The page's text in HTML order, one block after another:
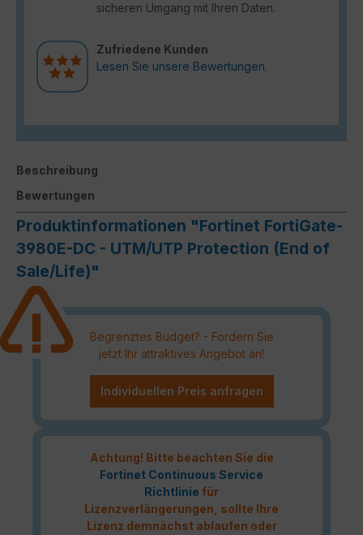
sicheren Umgang mit Ihren Daten.
Zufriedene Kunden
Lesen Sie unsere Bewertungen.
Beschreibung
Bewertungen
Produktinformationen "Fortinet FortiGate-
3980E-DC - UTM/UTP Protection (End of
Sale/Life)"
Begrenztes Budget? - Fordern Sie
jetzt Ihr attraktives Angebot an!
Individuellen Preis anfragen
Achtung! Bitte beachten Sie die
Fortinet Continuous Service
Richtlinie für
Lizenzverlängerungen, sollte Ihre
Lizenz demnächst ablaufen oder